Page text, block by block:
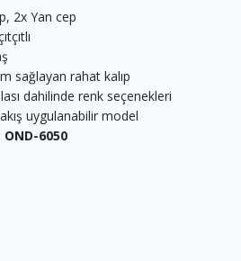
2x Yan cep
sağlayan rahat kalıp
dahilinde renk seçenekleri
uygulanabilir model
6050